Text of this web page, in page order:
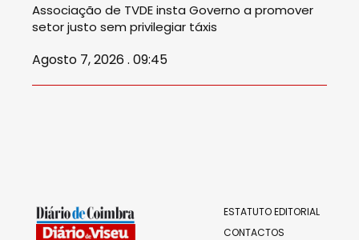
Associação de TVDE insta Governo a promover
setor justo sem privilegiar táxis
Agosto 7, 2026 . 09:45
ESTATUTO EDITORIAL
CONTACTOS